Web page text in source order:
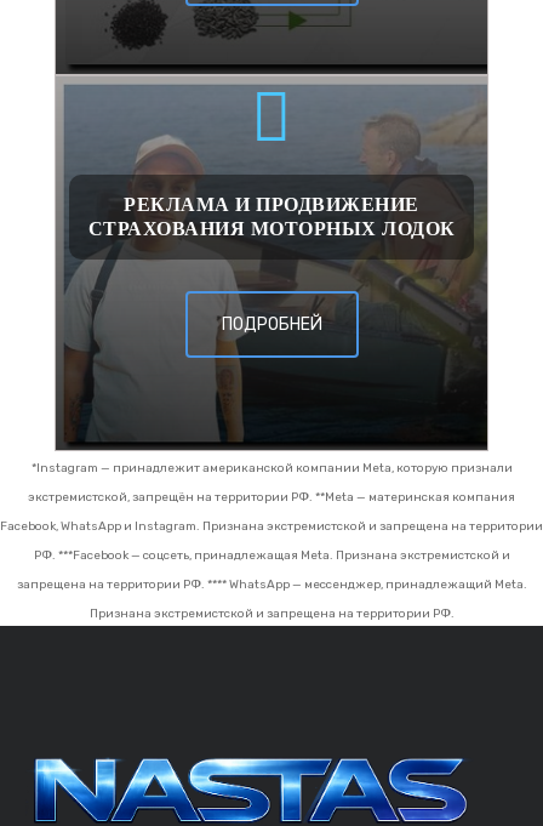
РЕКЛАМА И ПРОДВИЖЕНИЕ
СТРАХОВАНИЯ МОТОРНЫХ ЛОДОК
ПОДРОБНЕЙ
*Instagram — принадлежит американской компании Meta, которую признали
экстремистской, запрещён на территории РФ. **Meta — материнская компания
Facebook, WhatsApp и Instagram. Признана экстремистской и запрещена на территории
РФ. ***Facebook — соцсеть, принадлежащая Meta. Признана экстремистской и
запрещена на территории РФ. **** WhatsApp — мессенджер, принадлежащий Meta.
Признана экстремистской и запрещена на территории РФ.